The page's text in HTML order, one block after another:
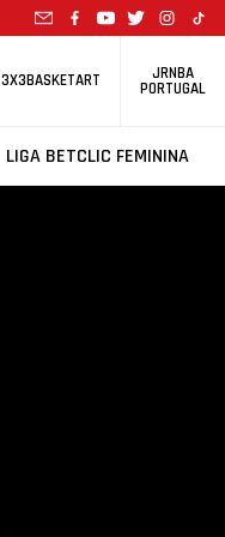
3X3BASKETART JRNBA
PORTUGAL
LIGA BETCLIC FEMININA